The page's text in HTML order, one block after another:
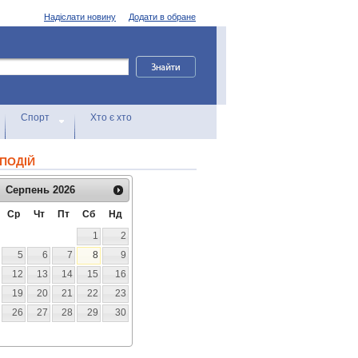
Додати в обране
Надіслати новину
Спорт Хто є хто
Серпень 2026
Ср Чт Пт Сб
Нд
1
2
5 6 7 8
9
12 13 14 15
16
19 20 21 22
23
26 27 28 29
30